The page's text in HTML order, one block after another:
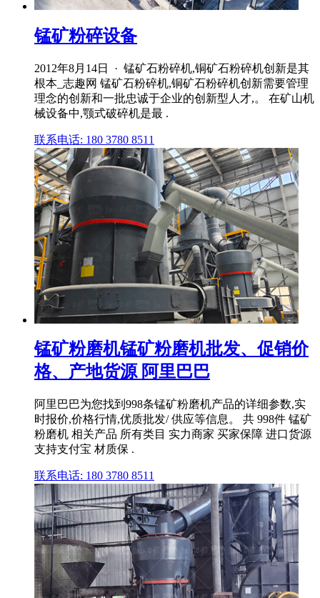
锰矿粉碎设备
2012年8月14日 · 锰矿石粉碎机,铜矿石粉碎机创新是其
根本_志趣网 锰矿石粉碎机,铜矿石粉碎机创新需要管理
理念的创新和一批忠诚于企业的创新型人才,。 在矿山机
械设备中,颚式破碎机是最 .
联系电话: 180 3780 8511
锰矿粉磨机锰矿粉磨机批发、促销价
格、产地货源 阿里巴巴
阿里巴巴为您找到998条锰矿粉磨机产品的详细参数,实
时报价,价格行情,优质批发/ 供应等信息。 共 998件 锰矿
粉磨机 相关产品 所有类目 实力商家 买家保障 进口货源
支持支付宝 材质保 .
联系电话: 180 3780 8511